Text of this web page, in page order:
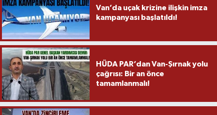
Van’da uçak krizine ilişkin imza
kampanyası başlatıldı!
HÜDA PAR’dan Van-Şırnak yolu
çağrısı: Bir an önce
tamamlanmalı!